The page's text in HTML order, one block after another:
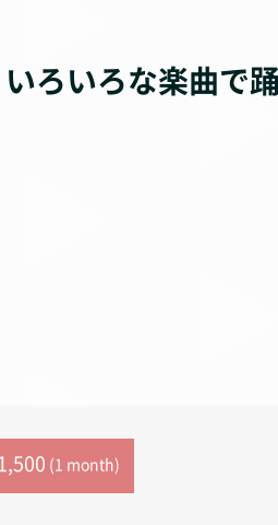
ろいろな楽曲で
(1 month)